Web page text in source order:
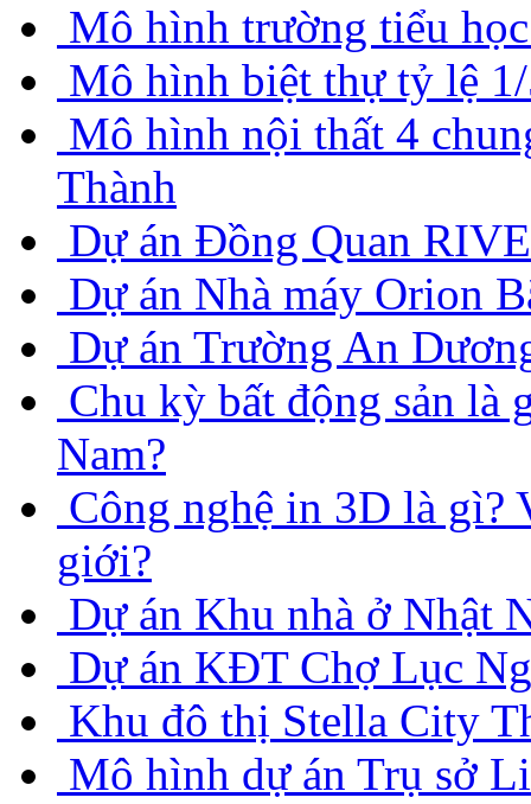
Mô hình trường tiểu
Mô hình biệt thự tỷ lệ
Mô hình nội thất 4
Thành
Dự án Đồng Quan
Dự án Nhà máy Orion
Dự án Trường An
Chu kỳ bất động sản là
Nam?
Công nghệ in 3D là gì?
giới?
Dự án Khu nhà ở Nhật
Dự án KĐT Chợ Lục
Khu đô thị Stella City
Mô hình dự án Trụ sở